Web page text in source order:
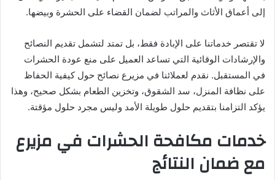
إلى أعماق الأثاث والمراتب لضمان القضاء على الحشرة وبيضها.
لا تقتصر خدماتنا على الإبادة فقط، بل تمتد لتشمل تقديم النصائح
والإرشادات الوقائية التي تساعد العميل على منع عودة الحشرات
في المستقبل. نقدم لعملائنا في مزيرع نصائح حول كيفية الحفاظ
على نظافة المنزل، سد الشقوق، وتخزين الطعام بشكل صحيح، وهذا
يؤكد التزامنا بتقديم حلول طويلة الأمد وليس مجرد حلول مؤقتة.
خدمات مكافحة الحشرات في مزيرع
مع ضمان النتائج